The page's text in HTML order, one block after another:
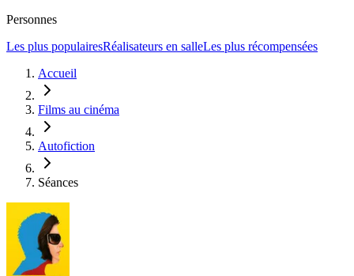
Personnes
Les plus populairesRéalisateurs en salleLes plus récompensées
Accueil
Films au cinéma
Autofiction
Séances